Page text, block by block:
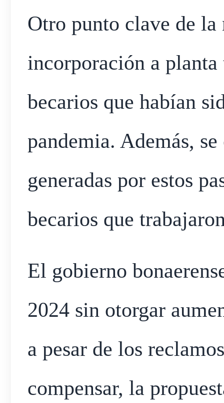
Otro punto clave de la
incorporación a
becarios que habían
pandemia. Además,
generadas por estos
becarios que
El gobierno
2024 sin otorgar
a pesar de los
compensar, la